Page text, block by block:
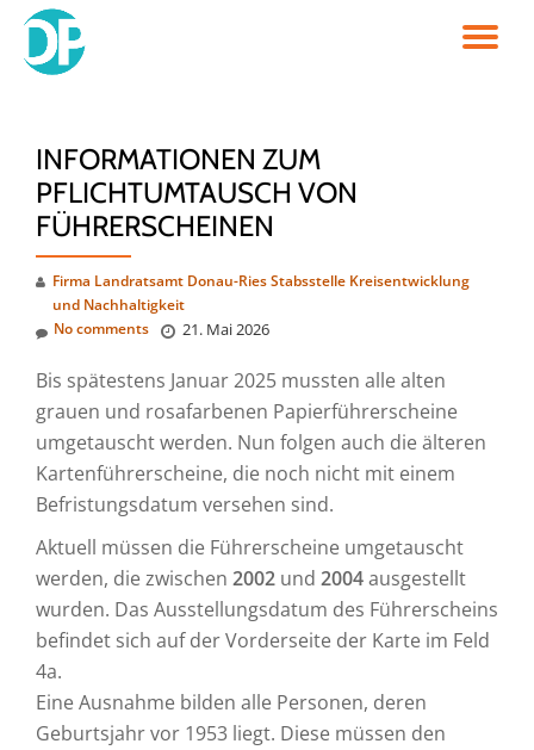
Skip
INFORMATIONEN ZUM
PFLICHTUMTAUSCH VON
FÜHRERSCHEINEN
Firma Landratsamt Donau-Ries Stabsstelle Kreisentwicklung
und Nachhaltigkeit
21. Mai 2026
No comments
Bis spätestens Januar 2025 mussten alle alten
grauen und rosafarbenen Papierführerscheine
umgetauscht werden. Nun folgen auch die älteren
Kartenführerscheine, die noch nicht mit einem
Befristungsdatum versehen sind.
Aktuell müssen die Führerscheine umgetauscht
werden, die zwischen 2002 und 2004ausgestellt
wurden. Das Ausstellungsdatum des Führerscheins
befindet sich auf der Vorderseite der Karte im Feld
4a.
Eine Ausnahme bilden alle Personen, deren
Geburtsjahr vor 1953 liegt. Diese müssen den